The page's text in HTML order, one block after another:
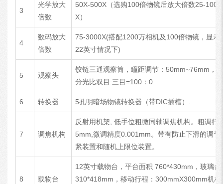
3
光学放大
倍数
50X-500X（选购100倍物镜后放大倍数25-1000
X）
4
数码放大
倍数
75-3000X(搭配1200万相机及100倍物镜，显示
22英寸情况下)
5 观察头
铰链三通观察筒，瞳距调节：50mm~76mm，
分光比双目:三目=100：0
6 转换器 5孔明暗场物镜转换器（带DIC插槽）.
7 调焦机构
反射用机架, 低手位粗微同轴调焦机构。粗调行
5mm,微调精度0.001mm。带有防止下滑的调节
紧装置和随机上限位装置。
8 载物台
12英寸载物台，平台面积 760*430mm，玻璃台
310*418mm，移动行程：300mmX300mm机械